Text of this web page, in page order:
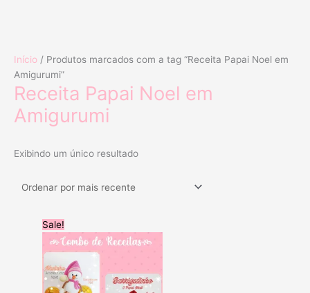
para
conteúdo
Início / Produtos marcados com a tag “Receita Papai Noel em
Amigurumi”
Receita Papai Noel em
Amigurumi
Exibindo um único resultado
Sale!
preço
original
era:
R$49.99.
preço
atual